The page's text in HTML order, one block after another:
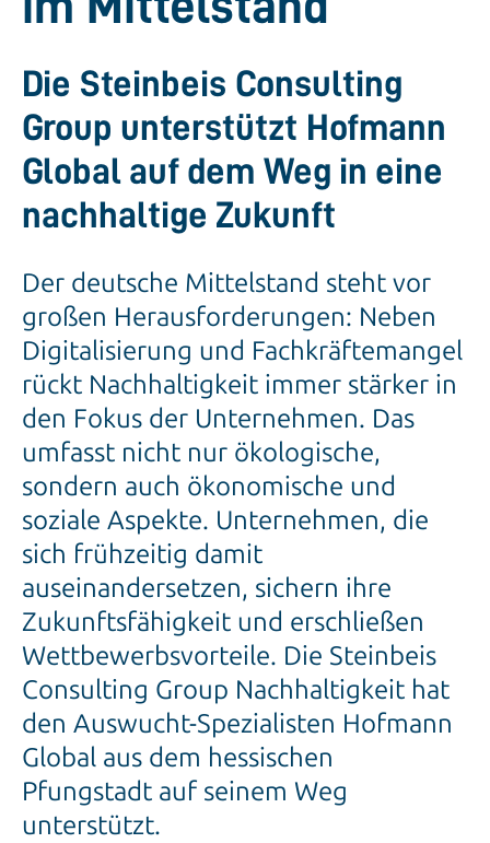
Die Steinbeis Consulting
Group unterstützt Hofmann
Global auf dem Weg in eine
nachhaltige Zukunft
Der deutsche Mittelstand steht vor
großen Herausforderungen: Neben
Digitalisierung und Fachkräftemangel
rückt Nachhaltigkeit immer stärker in
den Fokus der Unternehmen. Das
umfasst nicht nur ökologische,
sondern auch ökonomische und
soziale Aspekte. Unternehmen, die
sich frühzeitig damit
auseinandersetzen, sichern ihre
Zukunftsfähigkeit und erschließen
Wettbewerbsvorteile. Die Steinbeis
Consulting Group Nachhaltigkeit hat
den Auswucht-Spezialisten Hofmann
Global aus dem hessischen
Pfungstadt auf seinem Weg
unterstützt.